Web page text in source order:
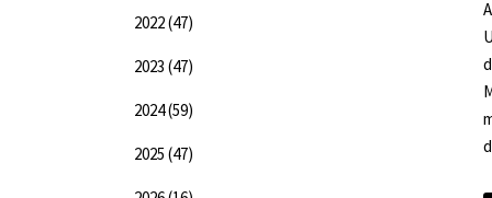
2022(47)
2023 (47)
2024(59)
2025 (47)